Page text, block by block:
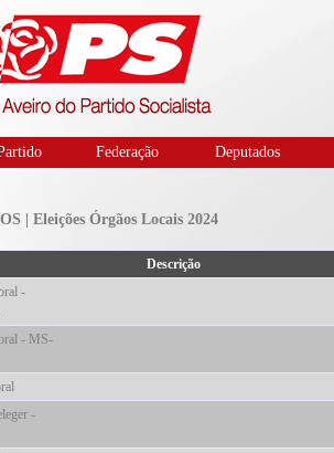
Federação Deputados
| Eleições Órgãos Locais 2024
Descrição
-
- MS-
-